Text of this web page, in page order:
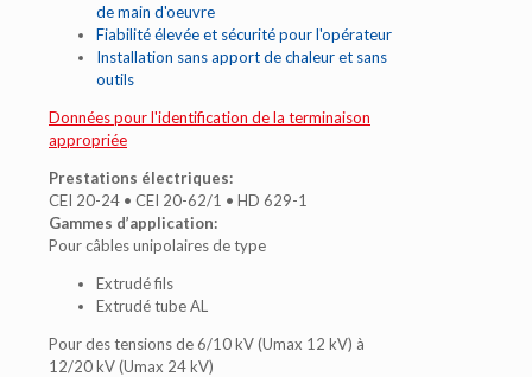
de main d'oeuvre
Fiabilité élevée et sécurité pour l'opérateur
Installation sans apport de chaleur et sans
outils
Données pour l'identification de la terminaison
appropriée
Prestations électriques:
CEI 20-24 • CEI 20-62/1 • HD 629-1
Gammes d’application:
Pour câbles unipolaires de type
Extrudé fils
Extrudé tube AL
Pour des tensions de 6/10 kV (Umax 12 kV) à
12/20 kV (Umax 24 kV)